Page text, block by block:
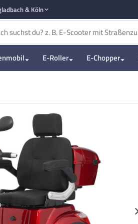
& Köln
E-Roller E-Chopper